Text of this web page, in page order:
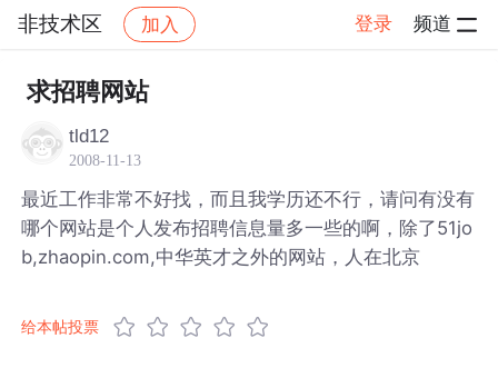
非技术区 加入 登录 频道
社区 非技术区
求招聘网站
tld12
2008-11-13
最近工作非常不好找，而且我学历还不行，请问有没有
哪个网站是个人发布招聘信息量多一些的啊，除了51jo
b,zhaopin.com,中华英才之外的网站，人在北京
给本帖投票